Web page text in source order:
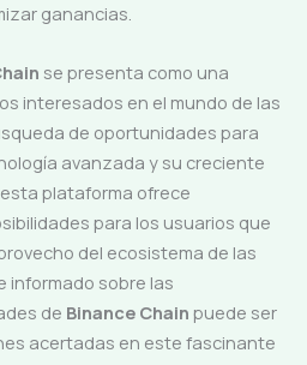
ganancias.
se presenta como una
interesados en el mundo de las
de oportunidades para
avanzada y su creciente
plataforma ofrece
para los usuarios que
del ecosistema de las
informado sobre las
de Binance Chain puede ser
acertadas en este fascinante